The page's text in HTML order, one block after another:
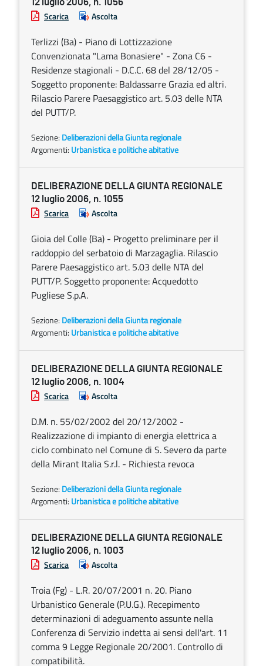
12 luglio 2006, n. 1056
Scarica Ascolta
Terlizzi (Ba) - Piano di Lottizzazione
Convenzionata "Lama Bonasiere" - Zona C6 -
Residenze stagionali - D.C.C. 68 del 28/12/05 -
Soggetto proponente: Baldassarre Grazia ed altri.
Rilascio Parere Paesaggistico art. 5.03 delle NTA
del PUTT/P.
Sezione: Deliberazioni della Giunta regionale
Argomenti: Urbanistica e politiche abitative
DELIBERAZIONE DELLA GIUNTA REGIONALE
12 luglio 2006, n. 1055
Scarica Ascolta
Gioia del Colle (Ba) - Progetto preliminare per il
raddoppio del serbatoio di Marzagaglia. Rilascio
Parere Paesaggistico art. 5.03 delle NTA del
PUTT/P. Soggetto proponente: Acquedotto
Pugliese S.p.A.
Sezione: Deliberazioni della Giunta regionale
Argomenti: Urbanistica e politiche abitative
DELIBERAZIONE DELLA GIUNTA REGIONALE
12 luglio 2006, n. 1004
Scarica Ascolta
D.M. n. 55/02/2002 del 20/12/2002 -
Realizzazione di impianto di energia elettrica a
ciclo combinato nel Comune di S. Severo da parte
della Mirant Italia S.r.l. - Richiesta revoca
Sezione: Deliberazioni della Giunta regionale
Argomenti: Urbanistica e politiche abitative
DELIBERAZIONE DELLA GIUNTA REGIONALE
12 luglio 2006, n. 1003
Scarica Ascolta
Troia (Fg) - L.R. 20/07/2001 n. 20. Piano
Urbanistico Generale (P.U.G.). Recepimento
determinazioni di adeguamento assunte nella
Conferenza di Servizio indetta ai sensi dell'art. 11
comma 9 Legge Regionale 20/2001. Controllo di
compatibilità.